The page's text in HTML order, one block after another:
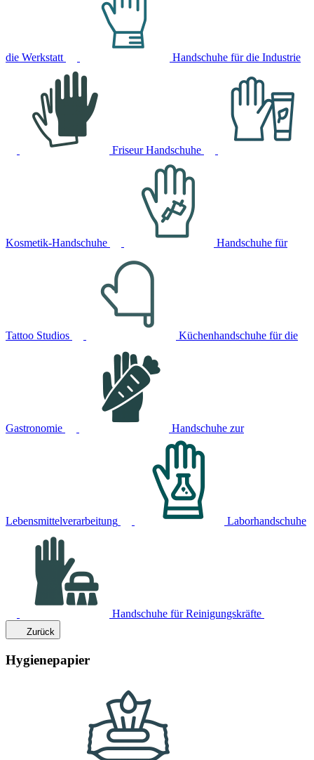
die Werkstatt Handschuhe für die Industrie
Friseur Handschuhe
Kosmetik-Handschuhe Handschuhe für
Tattoo Studios Küchenhandschuhe für die
Gastronomie Handschuhe zur
Lebensmittelverarbeitung Laborhandschuhe
Handschuhe für Reinigungskräfte
Zurück
Hygienepapier